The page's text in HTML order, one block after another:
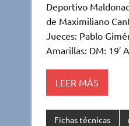
it
te
r
at
s
A
p
p
e
b
o
Deportivo
de Maximiliano
Jueces: Pablo
Amarillas: DM: 19′
LEER MÁS
Fichas técnicas